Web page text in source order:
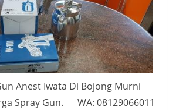
Anest Iwata Di Bojong Murni
Spray Gun. WA: 08129066011